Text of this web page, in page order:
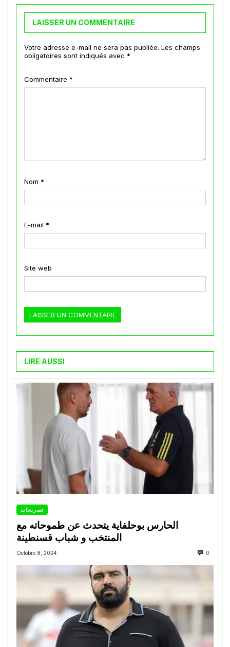
LAISSER UN COMMENTAIRE
Votre adresse e-mail ne sera pas publiée. Les champs
obligatoires sont indiqués avec *
Commentaire *
Nom *
E-mail *
Site web
LIRE AUSSI
تصريحات
الحارس بوحلفاية يتحدث عن طموحاته مع
المنتخب و شباب قسنطينة
Octobre 8, 2024 0